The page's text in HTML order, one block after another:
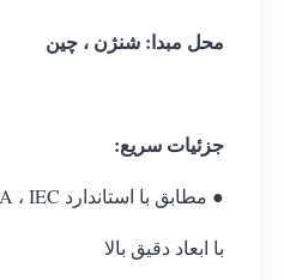
محل مبدا: شنژن ، چین
جزئیات سریع:
● مطابق با استاندارد ANSL ، Bellcore ، TIA / EIA ، IEC
با ابعاد دقیق بالا